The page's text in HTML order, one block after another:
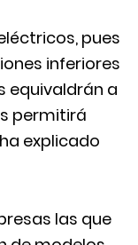
pues
inferiores
equivaldrán a
permitirá
explicado
las que